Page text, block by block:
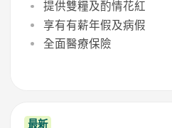
提供雙糧及酌情花紅
享有有薪年假及病假
全面醫療保險
最新